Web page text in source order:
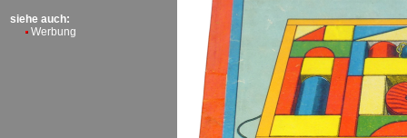
siehe auch:
Werbung